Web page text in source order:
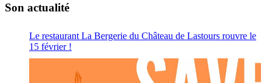
Son actualité
Le restaurant La Bergerie du Château de Lastours rouvre le
15 février !